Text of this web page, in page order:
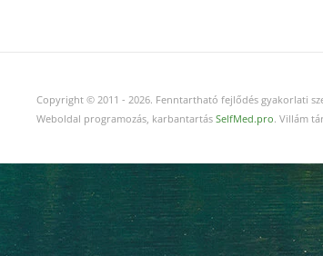
Copyright © 2011 - 2026. Fenntartható fejlődés gyakorlati
Weboldal programozás, karbantartás SelfMed.pro. Villám